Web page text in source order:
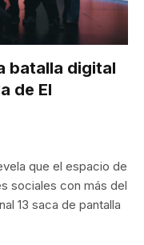
batalla digital
de El
que el espacio de
sociales con más del
13 saca de pantalla